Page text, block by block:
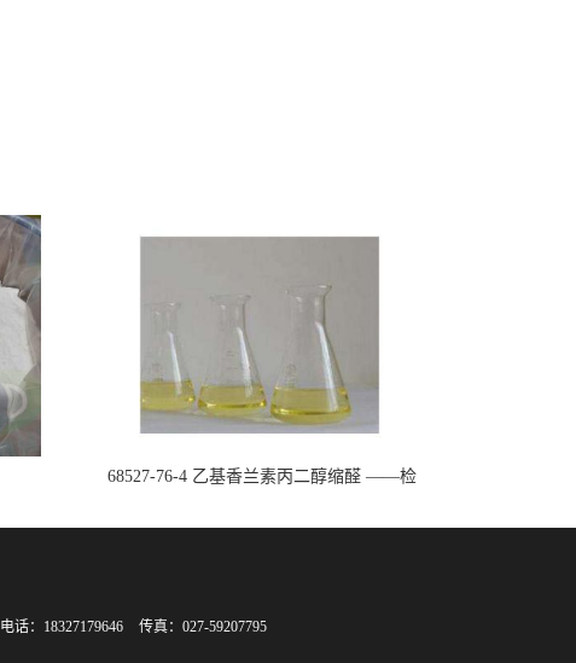
68527-76-4 乙基香兰素丙二醇缩醛 ——检
电话：18327179646 传真：027-59207795